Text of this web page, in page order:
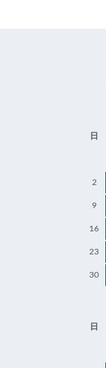
日
2
9
16
23
30
日